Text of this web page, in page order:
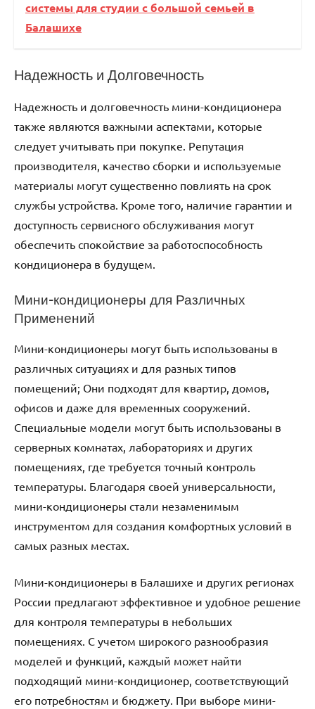
системы для студии с большой семьей в
Балашихе
Надежность и Долговечность
Надежность и долговечность мини-кондиционера
также являются важными аспектами, которые
следует учитывать при покупке. Репутация
производителя, качество сборки и используемые
материалы могут существенно повлиять на срок
службы устройства. Кроме того, наличие гарантии и
доступность сервисного обслуживания могут
обеспечить спокойствие за работоспособность
кондиционера в будущем.
Мини-кондиционеры для Различных
Применений
Мини-кондиционеры могут быть использованы в
различных ситуациях и для разных типов
помещений; Они подходят для квартир, домов,
офисов и даже для временных сооружений.
Специальные модели могут быть использованы в
серверных комнатах, лабораториях и других
помещениях, где требуется точный контроль
температуры. Благодаря своей универсальности,
мини-кондиционеры стали незаменимым
инструментом для создания комфортных условий в
самых разных местах.
Мини-кондиционеры в Балашихе и других регионах
России предлагают эффективное и удобное решение
для контроля температуры в небольших
помещениях. С учетом широкого разнообразия
моделей и функций, каждый может найти
подходящий мини-кондиционер, соответствующий
его потребностям и бюджету. При выборе мини-